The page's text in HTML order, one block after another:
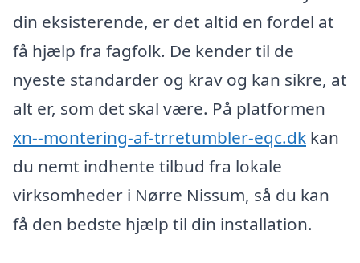
din eksisterende, er det altid en fordel at
få hjælp fra fagfolk. De kender til de
nyeste standarder og krav og kan sikre, at
alt er, som det skal være. På platformen
xn--montering-af-trretumbler-eqc.dk kan
du nemt indhente tilbud fra lokale
virksomheder i Nørre Nissum, så du kan
få den bedste hjælp til din installation.